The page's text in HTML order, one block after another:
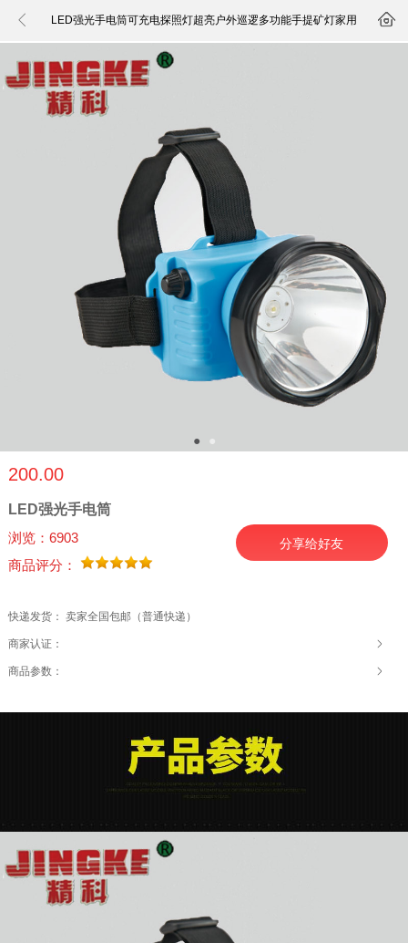
 LED强光手电筒可充电探照灯超亮户外巡逻多功能手提矿灯家用 
● ●
200.00
LED强光手电筒
浏览：6903
商品评分：
分享给好友
快递发货： 卖家全国包邮（普通快递）
商家认证：
商品参数：